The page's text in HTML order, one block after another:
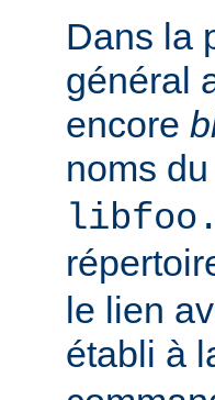
Dans la
général
encore
noms
le lien
établi à